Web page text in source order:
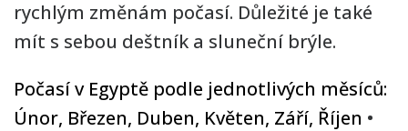
rychlým změnám počasí. Důležité je také
mít s sebou deštník a sluneční brýle.
Počasí v Egyptě podle jednotlivých měsíců:
Únor, Březen, Duben, Květen, Září, Říjen •